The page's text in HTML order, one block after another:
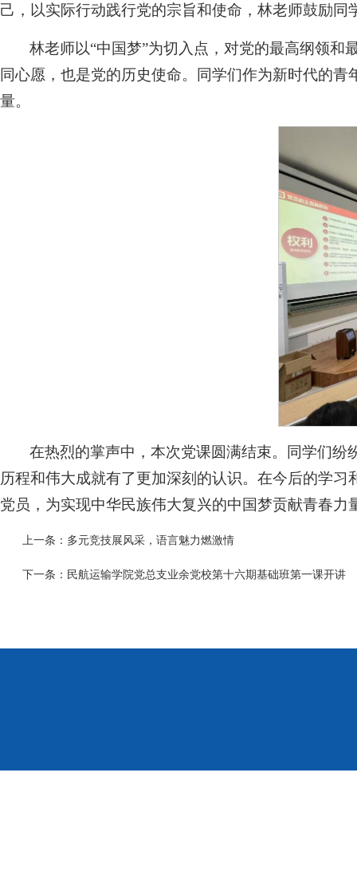
己，以实际行动践行党的宗旨和使命，林老师鼓励
林老师以“中国梦”为切入点，对党的最高纲领
同心愿，也是党的历史使命。同学们作为新时代的
量。
在热烈的掌声中，本次党课圆满结束。同学们
历程和伟大成就有了更加深刻的认识。在今后的学
党员，为实现中华民族伟大复兴的中国梦贡献青春力
上一条： 多元竞技展风采，语言魅力燃激情
下一条： 民航运输学院党总支业余党校第十六期基础班第一课开讲